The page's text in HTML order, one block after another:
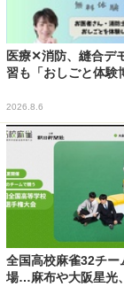
医療✕消防、縫合デ
習も「おしごと体験
2026.8.6
全国高校麻雀32チー
場…麻布や大阪星光